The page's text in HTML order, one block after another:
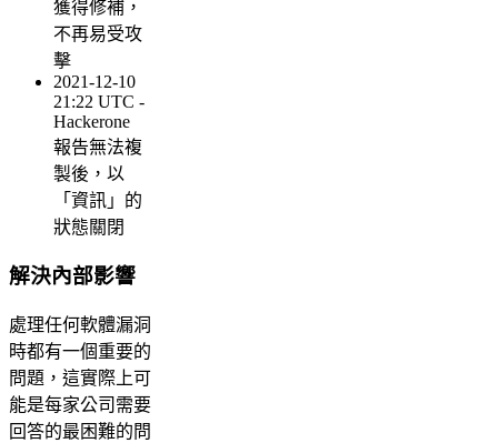
獲得修補，
不再易受攻
擊
2021-12-10
21:22 UTC -
Hackerone
報告無法複
製後，以
「資訊」的
狀態關閉
解決內部影響
處理任何軟體漏洞
時都有一個重要的
問題，這實際上可
能是每家公司需要
回答的最困難的問